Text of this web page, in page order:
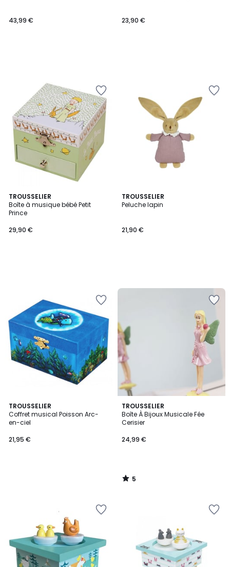
43,99 € 23,90 €
TROUSSELIER
Boîte à musique bébé Petit
Prince
29,90 €
TROUSSELIER
Peluche lapin
21,90 €
TROUSSELIER
Coffret musical Poisson Arc-
en-ciel
21,95 €
TROUSSELIER
Boîte À Bijoux Musicale Fée
Cerisier
24,99 €
5
/
5
5
/